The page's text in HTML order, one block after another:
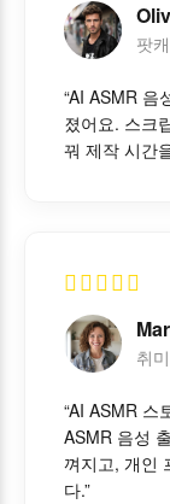
팟
“AI ASMR 음
졌어요. 스크
꿔 제작 시간
취
“AI ASMR 스
ASMR 음성
껴지고, 개인
다.”